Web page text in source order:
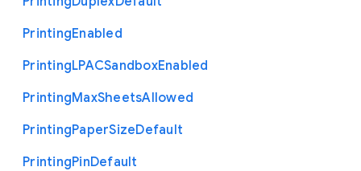
PrintingEnabled
PrintingLPACSandboxEnabled
PrintingMaxSheetsAllowed
PrintingPaperSizeDefault
PrintingPinDefault